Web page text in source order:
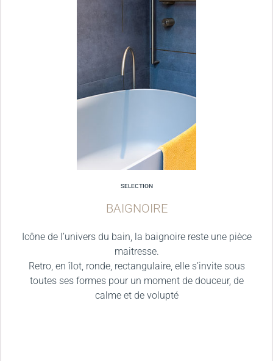
SELECTION
BAIGNOIRE
Icône de l’univers du bain, la baignoire reste une pièce
maitresse.
Retro, en îlot, ronde, rectangulaire, elle s’invite sous
toutes ses formes pour un moment de douceur, de
calme et de volupté